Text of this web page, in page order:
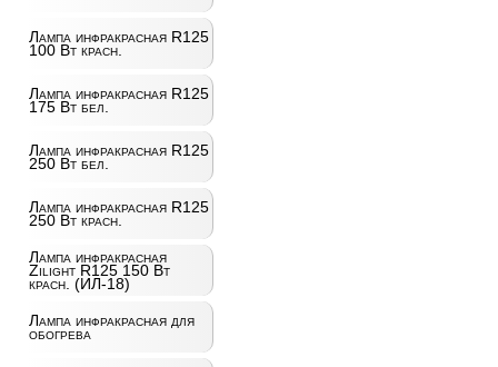
Лампа инфракрасная R125
100 Вт красн.
Лампа инфракрасная R125
175 Вт бел.
Лампа инфракрасная R125
250 Вт бел.
Лампа инфракрасная R125
250 Вт красн.
Лампа инфракрасная
Zilight R125 150 Вт
красн. (ИЛ-18)
Лампа инфракрасная для
обогрева